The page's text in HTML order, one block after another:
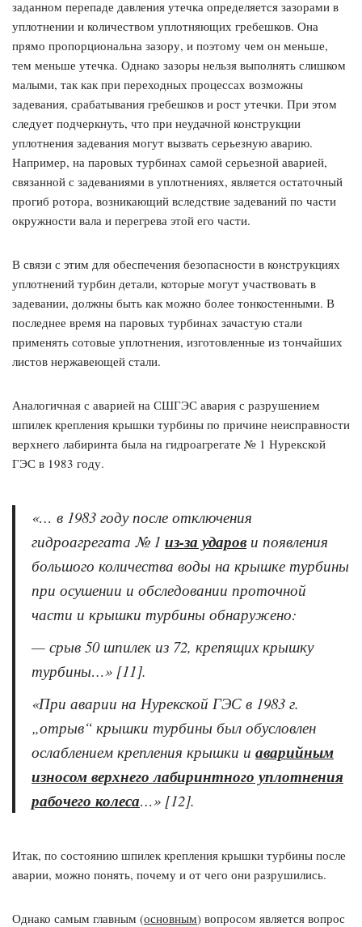
заданном перепаде давления утечка определяется зазорами в
уплотнении и количеством уплотняющих гребешков. Она
прямо пропорциональна зазору, и поэтому чем он меньше,
тем меньше утечка. Однако зазоры нельзя выполнять слишком
малыми, так как при переходных процессах возможны
задевания, срабатывания гребешков и рост утечки. При этом
следует подчеркнуть, что при неудачной конструкции
уплотнения задевания могут вызвать серьезную аварию.
Например, на паровых турбинах самой серьезной аварией,
связанной с задеваниями в уплотнениях, является остаточный
прогиб ротора, возникающий вследствие задеваний по части
окружности вала и перегрева этой его части.
В связи с этим для обеспечения безопасности в конструкциях
уплотнений турбин детали, которые могут участвовать в
задевании, должны быть как можно более тонкостенными. В
последнее время на паровых турбинах зачастую стали
применять сотовые уплотнения, изготовленные из тончайших
листов нержавеющей стали.
Аналогичная с аварией на СШГЭС авария с разрушением
шпилек крепления крышки турбины по причине неисправности
верхнего лабиринта была на гидроагрегате № 1 Нурекской
ГЭС в 1983 году.
«… в 1983 году после отключения
гидроагрегата № 1 из-за ударов и появления
большого количества воды на крышке турбины
при осушении и обследовании проточной
части и крышки турбины обнаружено:
— срыв 50 шпилек из 72, крепящих крышку
турбины…» [11].
«При аварии на Нурекской ГЭС в 1983 г.
„отрыв“ крышки турбины был обусловлен
ослаблением крепления крышки и аварийным
износом верхнего лабиринтного уплотнения
рабочего колеса…» [12].
Итак, по состоянию шпилек крепления крышки турбины после
аварии, можно понять, почему и от чего они разрушились.
Однако самым главным (основным) вопросом является вопрос